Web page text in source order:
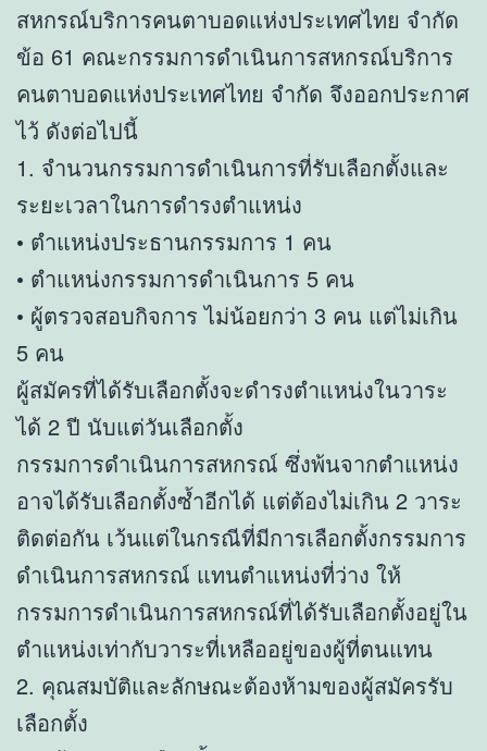
สหกรณ์บริการคนตาบอดแห่งประเทศไทย จำกัด
ข้อ 61 คณะกรรมการดำเนินการสหกรณ์บริการ
คนตาบอดแห่งประเทศไทย จำกัด จึงออกประกาศ
ไว้ ดังต่อไปนี้
1. จำนวนกรรมการดำเนินการที่รับเลือกตั้งและ
ระยะเวลาในการดำรงตำแหน่ง
• ตำแหน่งประธานกรรมการ 1 คน
• ตำแหน่งกรรมการดำเนินการ 5 คน
• ผู้ตรวจสอบกิจการ ไม่น้อยกว่า 3 คน แต่ไม่เกิน
5 คน
ผู้สมัครที่ได้รับเลือกตั้งจะดำรงตำแหน่งในวาระ
ได้ 2 ปี นับแต่วันเลือกตั้ง
กรรมการดำเนินการสหกรณ์ ซึ่งพ้นจากตำแหน่ง
อาจได้รับเลือกตั้งซ้ำอีกได้ แต่ต้องไม่เกิน 2 วาระ
ติดต่อกัน เว้นแต่ในกรณีที่มีการเลือกตั้งกรรมการ
ดำเนินการสหกรณ์ แทนตำแหน่งที่ว่าง ให้
กรรมการดำเนินการสหกรณ์ที่ได้รับเลือกตั้งอยู่ใน
ตำแหน่งเท่ากับวาระที่เหลืออยู่ของผู้ที่ตนแทน
2. คุณสมบัติและลักษณะต้องห้ามของผู้สมัครรับ
เลือกตั้ง